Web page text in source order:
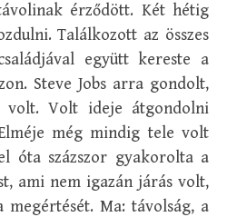
érződött. Két hétig
Találkozott az összes
együtt kereste a
Steve Jobs arra gondolt,
Volt ideje átgondolni
még mindig tele volt
óta százszor gyakorolta a
ami nem igazán járás volt,
Ma: távolság, a